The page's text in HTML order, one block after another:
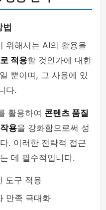
위해서는 AI의 활용을
적용할 것인가에 대한
뿐이며, 그 사용에 있
다.
활용하여 콘텐츠 품질
용을 강화함으로써 성
. 이러한 전략적 접근
데 필수적입니다.
도구 적용
만족 극대화